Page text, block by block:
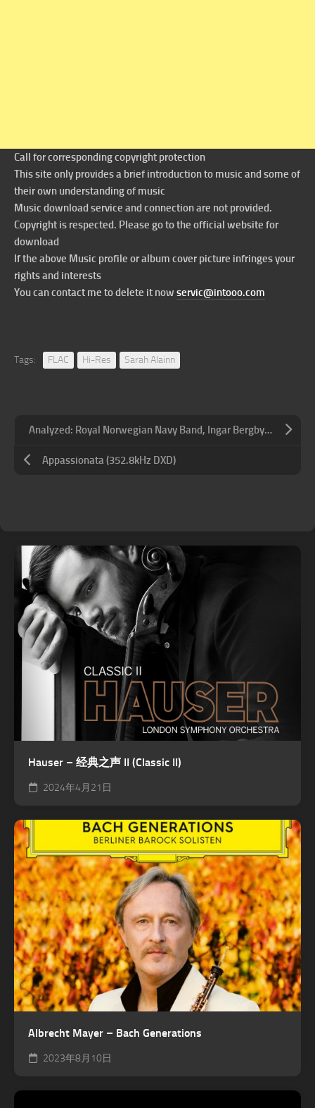
Call for corresponding copyright protection
This site only provides a brief introduction to music and some of
their own understanding of music
Music download service and connection are not provided.
Copyright is respected. Please go to the official website for
download
If the above Music profile or album cover picture infringes your
rights and interests
You can contact me to delete it now servic@intooo.com
Tags: FLAC Hi-Res Sarah Alainn
Analyzed: Royal Norwegian Navy Band, Ingar Bergby / Symphonies of Wind Instruments
Appassionata (352.8kHz DXD)
Hauser – 经典之声 II (Classic II)
2024年4月21日
Albrecht Mayer – Bach Generations
2023年8月10日